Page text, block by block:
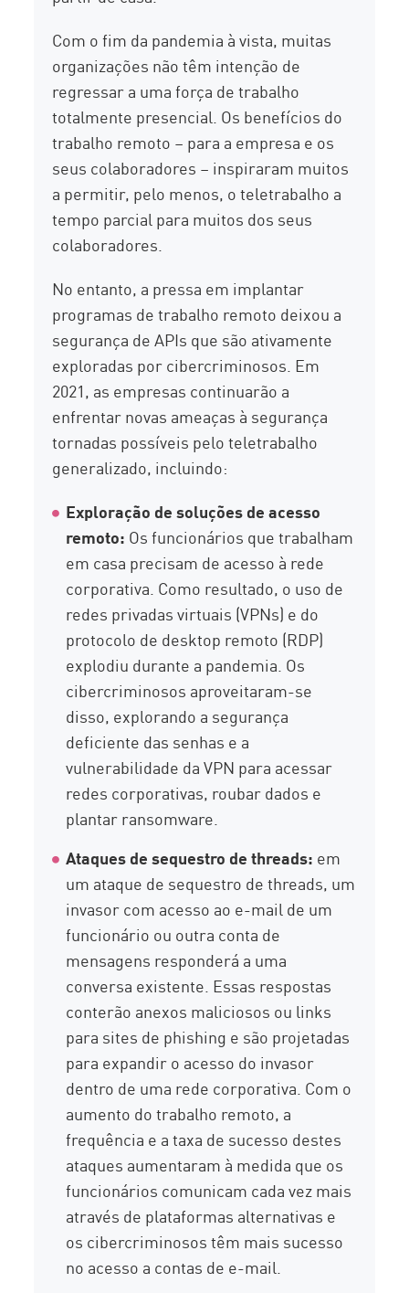
Com o fim da pandemia à vista, muitas
organizações não têm intenção de
regressar a uma força de trabalho
totalmente presencial. Os benefícios do
trabalho remoto – para a empresa e os
seus colaboradores – inspiraram muitos
a permitir, pelo menos, o teletrabalho a
tempo parcial para muitos dos seus
colaboradores.
No entanto, a pressa em implantar
programas de trabalho remoto deixou a
segurança de APIs que são ativamente
exploradas por cibercriminosos. Em
2021, as empresas continuarão a
enfrentar novas ameaças à segurança
tornadas possíveis pelo teletrabalho
generalizado, incluindo:
Exploração de soluções de acesso
remoto: Os funcionários que trabalham
em casa precisam de acesso à rede
corporativa. Como resultado, o uso de
redes privadas virtuais (VPNs) e do
protocolo de desktop remoto (RDP)
explodiu durante a pandemia. Os
cibercriminosos aproveitaram-se
disso, explorando a segurança
deficiente das senhas e a
vulnerabilidade da VPN para acessar
redes corporativas, roubar dados e
plantar ransomware.
Ataques de sequestro de threads: em
um ataque de sequestro de threads, um
invasor com acesso ao e-mail de um
funcionário ou outra conta de
mensagens responderá a uma
conversa existente. Essas respostas
conterão anexos maliciosos ou links
para sites de phishing e são projetadas
para expandir o acesso do invasor
dentro de uma rede corporativa. Com o
aumento do trabalho remoto, a
frequência e a taxa de sucesso destes
ataques aumentaram à medida que os
funcionários comunicam cada vez mais
através de plataformas alternativas e
os cibercriminosos têm mais sucesso
no acesso a contas de e-mail.